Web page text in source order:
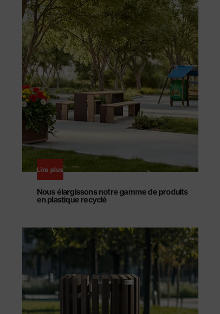
Lire plus
Nous élargissons notre gamme de produits
en plastique recyclé